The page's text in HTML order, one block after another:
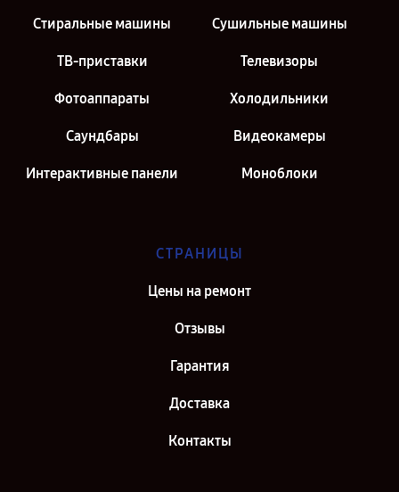
Стиральные машины Сушильные машины
ТВ-приставки Телевизоры
Фотоаппараты Холодильники
Саундбары Видеокамеры
Интерактивные панели Моноблоки
СТРАНИЦЫ
Цены на ремонт
Отзывы
Гарантия
Доставка
Контакты